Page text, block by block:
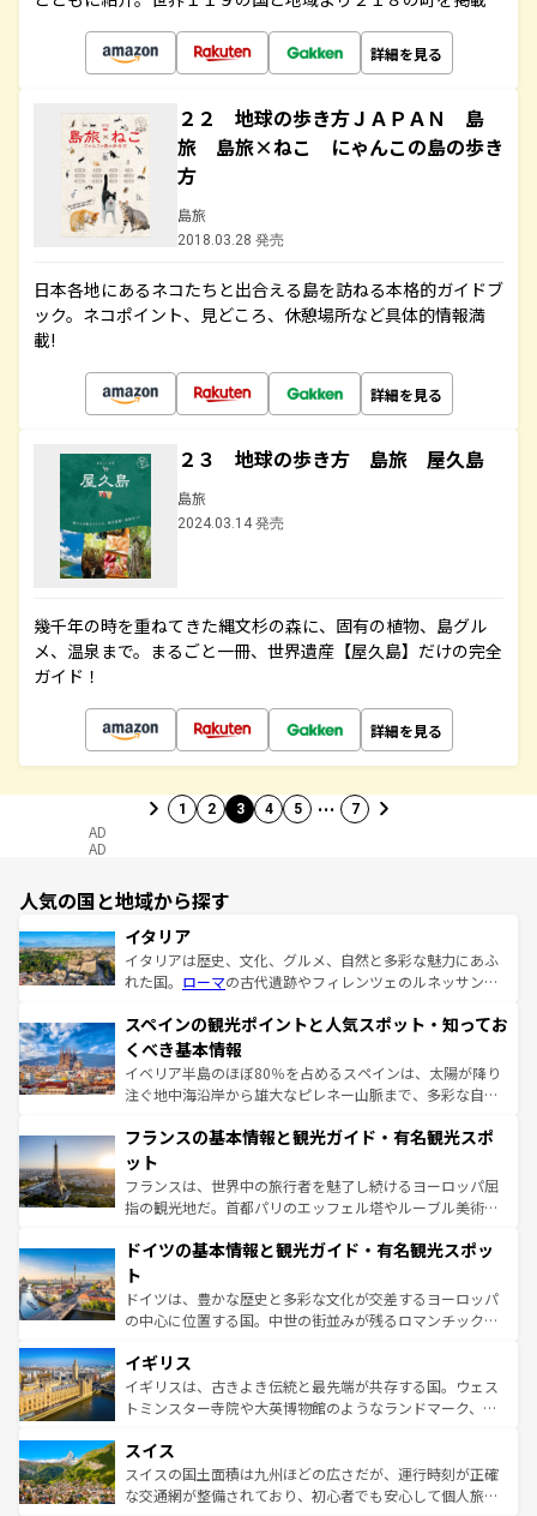
詳細を見る
２２ 地球の歩き方ＪＡＰＡＮ 島
旅 島旅×ねこ にゃんこの島の歩き
方
島旅
2018.03.28 発売
日本各地にあるネコたちと出合える島を訪ねる本格的ガイドブ
ック。ネコポイント、見どころ、休憩場所など具体的情報満
載!
詳細を見る
２３ 地球の歩き方 島旅 屋久島
島旅
2024.03.14 発売
幾千年の時を重ねてきた縄文杉の森に、固有の植物、島グル
メ、温泉まで。まるごと一冊、世界遺産【屋久島】だけの完全
ガイド！
詳細を見る
1 2 3 4 5 … 7
AD
AD
人気の国と地域から探す
イタリア
イタリアは歴史、文化、グルメ、自然と多彩な魅力にあふ
れた国。 ローマの古代遺跡やフィレンツェのルネッサンス
ろん、トスカーナの美しい田園風景やアマルフィ海岸の絶
景など、自然景観も見逃せない。観光の合間には、本場の
ピザやパスタなど、絶品のイタリア料理を堪能することも
できる。朝目覚めてから夜眠るまで、すべての瞬間を楽し
なお、新着のイタリア情報はコンテンツ一覧を参照してほ
しい。
スペインの観光ポイントと人気スポット・知ってお
くべき基本情報
イベリア半島のほぼ80％を占めるスペインは、太陽が降り
注ぐ地中海沿岸から雄大なピレネー山脈まで、多彩な自然
文化が根付くこの国では、情熱的なフラメンコ、熱気あふ
れる闘牛、そして美味しいタパスが生活の一部となってい
る。首都マドリードの洗練された雰囲気や、バルセロナの
アートに溢れた街角から、地方では古代ローマ遺跡や中世
せる。地方によって風土や気候が異なるスペインはその個
ンテンツ一覧 を参照してほしい。
フランスの基本情報と観光ガイド・有名観光スポ
ット
フランスは、世界中の旅行者を魅了し続けるヨーロッパ屈
指の観光地だ。首都パリのエッフェル塔やルーブル美術館
で、幅広い魅力が詰まっている。華麗な宮殿、歴史的な大
聖堂、美しいビーチ、そして豊かな自然が、訪れる者を心
から魅了する。また、フランスは美食の国としても知ら
れ、フランス料理はユネスコ無形文化遺産にも登録されて
香り高いラベンダー畑など、多彩な楽しみ方が可能だ。さ
らに、パリ以外の地域にも魅力が溢れており、どの街角に
も豊かな歴史と文化が息づいている。パリ以外の個性あふ
を参照してほしい。
ドイツの基本情報と観光ガイド・有名観光スポッ
ト
ドイツは、豊かな歴史と多彩な文化が交差するヨーロッパ
の中心に位置する国。中世の街並みが残るロマンチック街
顔を持つこの国は、どこを歩いても飽きることがない。ベ
ルリンの文化的活気、バイエルン州のアルプスの絶景、そ
してライン川沿いのワイン畑といった風景は必見。ビール
は、お酒好きな人にはぜひ体験してほしい。 なお、新着の
ドイツ情報はコンテンツ一覧を参照してほしい。
イギリス
イギリスは、古きよき伝統と最先端が共存する国。ウェス
トミンスター寺院や大英博物館のようなランドマーク、歴
リアごとに異なる魅力がある。また、優雅なアフタヌーン
ティー、ビール好きにはたまらない英国パブ、サッカー観
戦など、本場だからこそできる体験も豊富。イギリスを旅
スイス
スイスの国土面積は九州ほどの広さだが、運行時刻が正確
な交通網が整備されており、初心者でも安心して個人旅行